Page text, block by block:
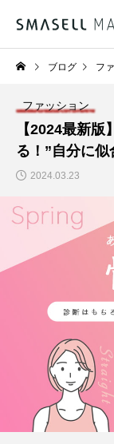
ブログ フ
ファッション
【2024最新
る！”自分に似
2024.03.23